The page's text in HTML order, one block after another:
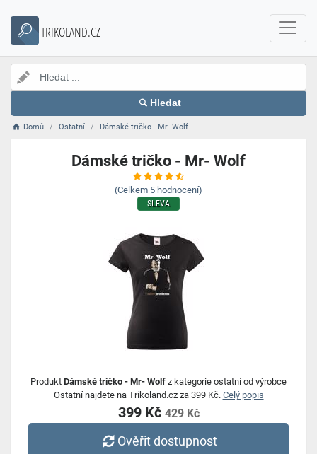
TRIKOLAND.CZ
Hledat
Domů Ostatní Dámské tričko - Mr- Wolf
Dámské tričko - Mr- Wolf
(Celkem 5 hodnocení)
SLEVA
Produkt Dámské tričko - Mr- Wolf z kategorie ostatní od výrobce
Ostatní najdete na Trikoland.cz za 399 Kč. Celý popis
399 Kč429 Kč
Ověřit dostupnost